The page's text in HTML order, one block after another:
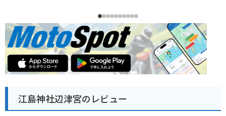
江島神社辺津宮のレビュー